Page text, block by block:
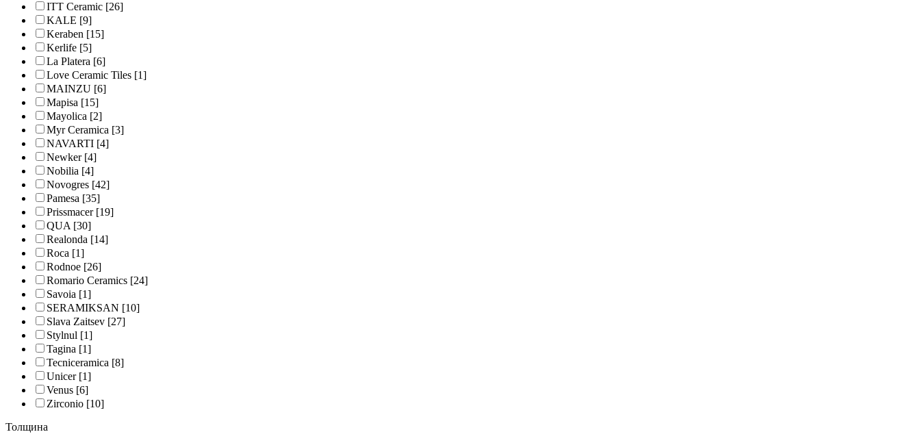
ITT Ceramic [26]
KALE [9]
Keraben [15]
Kerlife [5]
La Platera [6]
Love Ceramic Tiles [1]
MAINZU [6]
Mapisa [15]
Mayolica [2]
Myr Ceramica [3]
NAVARTI [4]
Newker[4]
Nobilia [4]
Novogres [42]
Pamesa [35]
Prissmacer[19]
QUA[30]
Realonda [14]
Roca [1]
Rodnoe [26]
Romario Ceramics [24]
Savoia [1]
SERAMIKSAN [10]
Slava Zaitsev [27]
Stylnul [1]
Tagina [1]
Tecniceramica [8]
Unicer[1]
Venus [6]
Zirconio [10]
Толщина